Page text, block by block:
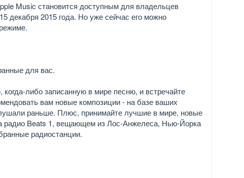
Music становится доступным для владельцев
декабря 2015 года. Но уже сейчас его можно
для вас.
либо записанную в мире песню, и встречайте
вам новые композиции - на базе ваших
раньше. Плюс, принимайте лучшие в мире, новые
радио Beats 1, вещающем из Лос-Анжелеса, Нью-Йорка
радиостанции.